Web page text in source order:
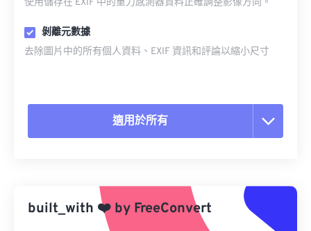
使用儲存在 EXIF 中的重力感測器資料正確調整影像方向。
剝離元數據
去除圖片中的所有個人資料、EXIF 資訊和評論以縮小尺寸
適用於所有
另存為預設
built_with ❤️ by FreeConvert